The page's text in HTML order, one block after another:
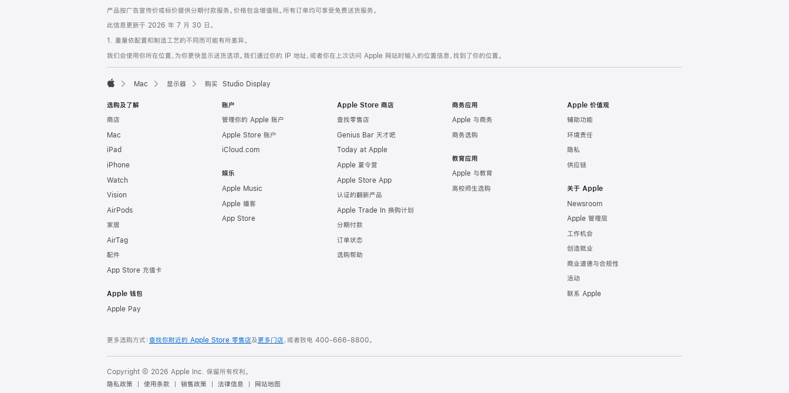
产品按广告宣传价或标价提供分期付款服务。价格包含增值税。所有订单均可享受免费送货服务。
此信息更新于 2026 年 7 月 30 日。
1. 重量依配置和制造工艺的不同而可能有所差异。
我们会使用你所在位置，为你更快显示送货选项。我们通过你的 IP 地址，或者你在上次访问 Apple 网站时输入的位置信息，找到了你的位置。
Mac 显示器 购买 Studio Display
选购及了解
商店
Mac
iPad
iPhone
Watch
Vision
AirPods
家居
AirTag
配件
App Store 充值卡
Apple 钱包
Apple Pay
账户
管理你的 Apple 账户
Apple Store 账户
iCloud.com
娱乐
Apple Music
Apple 播客
App Store
Apple Store 商店
查找零售店
Genius Bar 天才吧
Today at Apple
Apple 夏令营
Apple Store App
认证的翻新产品
Apple Trade In 换购计划
分期付款
订单状态
选购帮助
商务应用
Apple 与商务
商务选购
教育应用
Apple 与教育
高校师生选购
Apple 价值观
辅助功能
环境责任
隐私
供应链
关于 Apple
Newsroom
Apple 管理层
工作机会
创造就业
商业道德与合规性
活动
联系 Apple
更多选购方式：查找你附近的 Apple Store 零售店及更多门店，或者致电 400-666-8800。
Copyright © 2026 Apple Inc. 保留所有权利。
隐私政策
使用条款 销售政策 法律信息 网站地图